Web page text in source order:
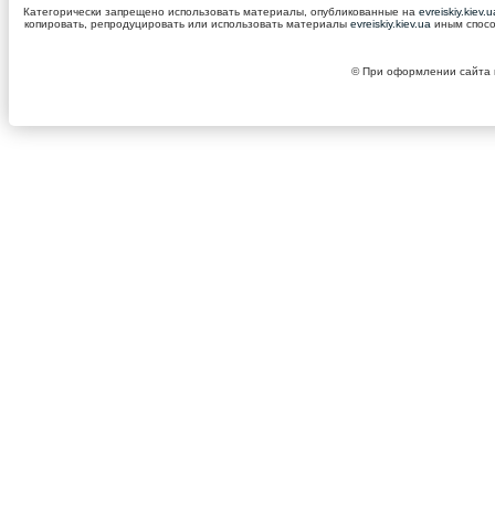
Категорически запрещено использовать материалы, опубликованные на
копировать, репродуцировать или использовать материалыevreiskiy.kiev.ua иным
© При оформлении сайта